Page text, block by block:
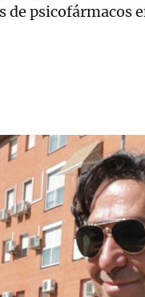
de psicofármacos